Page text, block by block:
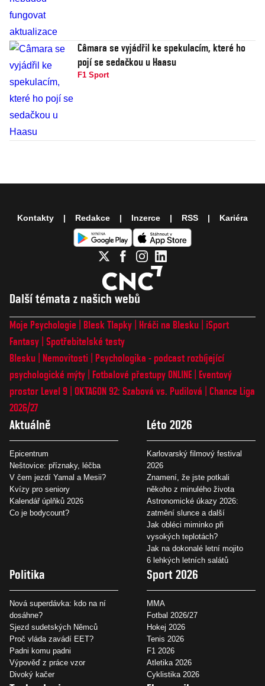
Câmara se vyjádřil ke spekulacím, které ho
pojí se sedačkou u Haasu
F1 Sport
Další témata z našich webů
Moje Psychologie Blesk Tlapky Hráči na Blesku
iSport
Fantasy Spotřebitelské testy
Blesku
Nemovitosti
Psychologika - podcast rozbíjející
psychologické mýty
Fotbalové přestupy ONLINE
Eventový
prostor Level 9 OKTAGON 92: Szabová vs. Pudilová
Chance Liga
2026/27
Aktuálně
Epicentrum
Neštovice: příznaky, léčba
V čem jezdí Yamal a Mesii?
Kvízy pro seniory
Kalendář úplňků 2026
Co je bodycount?
Léto 2026
Karlovarský filmový festival
2026
Znamení, že jste potkali
někoho z minulého života
Astronomické úkazy 2026:
zatmění slunce a další
Jak obléci miminko při
vysokých teplotách?
Jak na dokonalé letní mojito
6 lehkých letních salátů
Politika
Nová superdávka: kdo na ní
dosáhne?
Sjezd sudetských Němců
Proč vláda zavádí EET?
Padni komu padni
Výpověď z práce vzor
Divoký kačer
Sport 2026
MMA
Fotbal 2026/27
Hokej 2026
Tenis 2026
F1 2026
Atletika 2026
Cyklistika 2026
Kontakty Redakce Inzerce RSS Kariéra